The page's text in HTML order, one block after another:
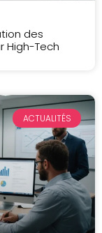
des
High-Tech
ACTUALITÉS